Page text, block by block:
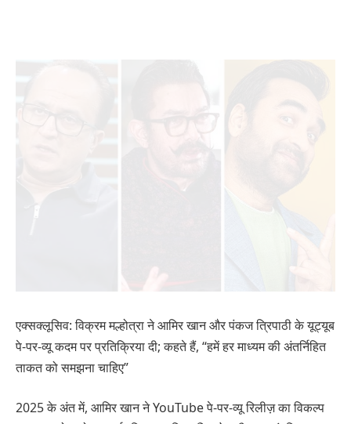
एक्सक्लूसिव: विक्रम मल्होत्रा ​​ने आमिर खान और पंकज त्रिपाठी के यूट्यूब
पे-पर-व्यू कदम पर प्रतिक्रिया दी; कहते हैं, “हमें हर माध्यम की अंतर्निहित
ताकत को समझना चाहिए”
2025 के अंत में, आमिर खान ने YouTube पे-पर-व्यू रिलीज़ का विकल्प